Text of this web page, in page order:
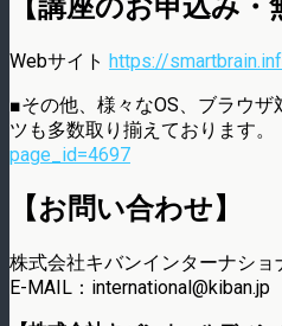
【講座のお申込み・
Webサイト https://
■その他、様々なOS、ブラウ
ツも多数取り揃えております
page_id=4697
【お問い合わせ】
株式会社キバンインターナシ
E-MAIL：international@kiban.jp